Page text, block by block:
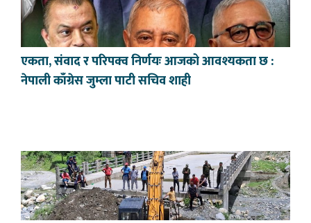
एकता, संवाद र परिपक्व निर्णयः आजको आवश्यकता छ :
नेपाली काँग्रेस जुम्ला पाटी सचिव शाही